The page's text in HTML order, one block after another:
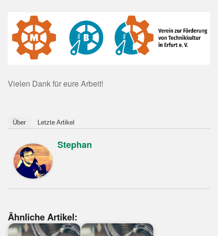
Vielen Dank für eure Arbeit!
Über Letzte Artikel
Stephan
Ähnliche Artikel: